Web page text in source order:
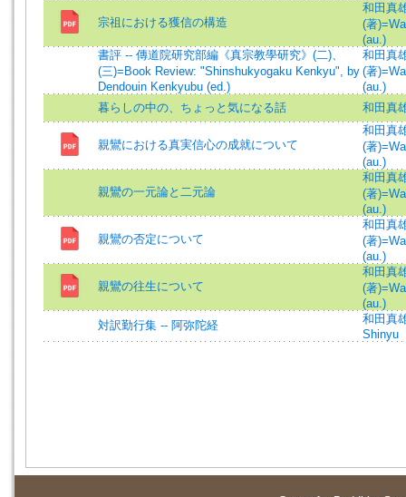
宗祖における獲信の構造
和田真
(著
(au.)
書評 -- 傳道院研究部編《真宗教學研究》(二)、
(三)=Book Review: "Shinshukyogaku Kenkyu", by
Dendouin Kenkyubu (ed.)
和田真
(著
(au.)
暮らしの中の、ちょっと気になる話
和田真
親鸞における真実信心の成就について
和田真
(著
(au.)
親鸞の一元論と二元論
和田真
(著
(au.)
親鸞の否定について
和田真
(著
(au.)
親鸞の往生について
和田真
(著
(au.)
対訳勤行集 -- 阿弥陀経
和田真
Shinyu